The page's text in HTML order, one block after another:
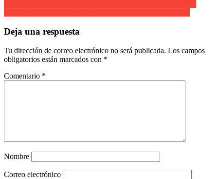
Deja una respuesta
Tu dirección de correo electrónico no será publicada. Los campos
obligatorios están marcados con *
Comentario *
Nombre
Correo electrónico